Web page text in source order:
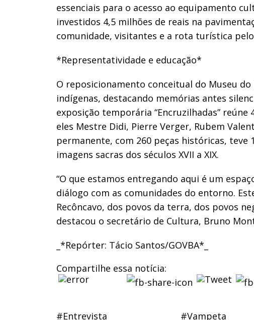
essenciais para o acesso ao equipamento
investidos 4,5 milhões de reais na
comunidade, visitantes e a rota turística
*Representatividade e educação*
O reposicionamento conceitual do Museu
indígenas, destacando memórias antes
exposição temporária “Encruzilhadas”
eles Mestre Didi, Pierre Verger, Rubem
permanente, com 260 peças históricas,
imagens sacras dos séculos XVII a XIX.
“O que estamos entregando aqui é um
diálogo com as comunidades do entorno.
Recôncavo, dos povos da terra, dos povos
destacou o secretário de Cultura, Bruno
_*Repórter: Tácio Santos/GOVBA*_
Compartilhe essa notícia:
#Entrevista #Vampeta